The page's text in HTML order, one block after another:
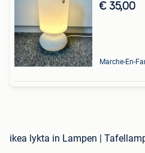
€ 35,00
ikea lykta in Lampen |